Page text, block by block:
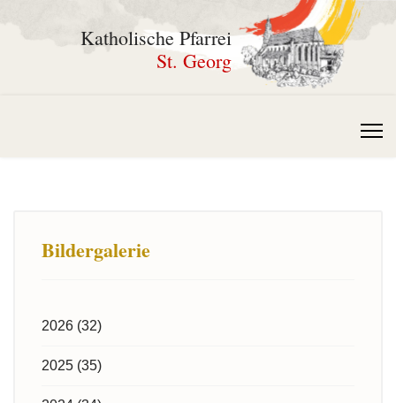
Katholische Pfarrei
St. Georg
Bildergalerie
2026 (32)
2025 (35)